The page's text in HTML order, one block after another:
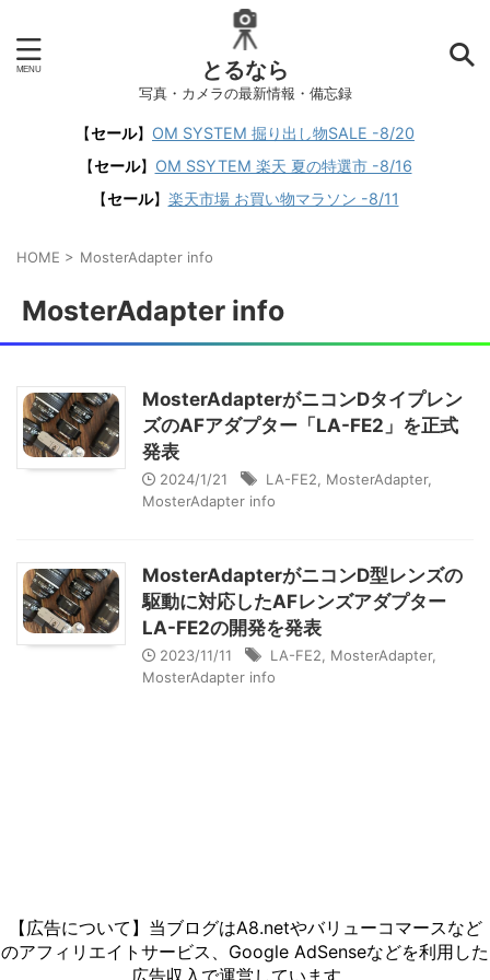
とるなら
写真・カメラの最新情報・備忘録
【セール】 OM SYSTEM 掘り出し物SALE -8/20
【セール】 OM SSYTEM 楽天 夏の特選市 -8/16
【セール】 楽天市場 お買い物マラソン -8/11
HOME > MosterAdapter info
MosterAdapter info
MosterAdapterがニコンDタイプレン
ズのAFアダプター「LA-FE2」を正式
発表
2024/1/21 LA-FE2 MosterAdapter,
MosterAdapter info
MosterAdapterがニコンD型レンズの
駆動に対応したAFレンズアダプター
LA-FE2の開発を発表
2023/11/11 LA-FE2 MosterAdapter,
MosterAdapter info
【広告について】当ブログはA8.netやバリューコマースなど
のアフィリエイトサービス、Google AdSenseなどを利用した
広告収入で運営しています。